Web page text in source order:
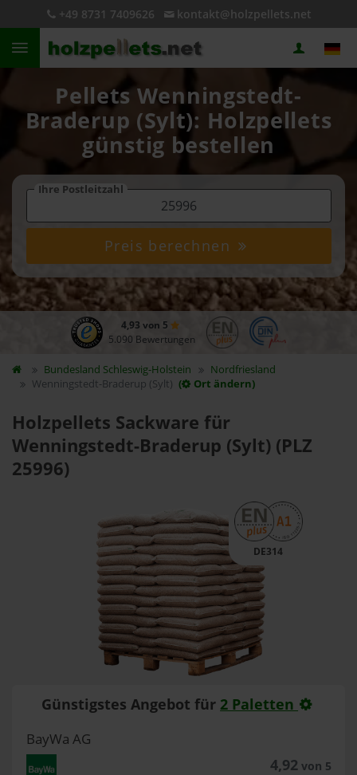
+49 8731 7409626 kontakt@holzpellets.net
Pellets Wenningstedt-
Braderup (Sylt): Holzpellets
günstig bestellen
Ihre Postleitzahl
Preis berechnen
4,93 von 5
5.090 Bewertungen
Bundesland Schleswig-Holstein
Nordfriesland
Wenningstedt-Braderup (Sylt) ( Ort ändern)
Holzpellets Sackware für
Wenningstedt-Braderup (Sylt) (PLZ
25996)
DE314
Günstigstes Angebot für 2 Paletten
BayWa AG
4,92von 5